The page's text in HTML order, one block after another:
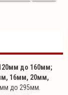
до 160мм;
16мм, 20мм,
до 295мм.